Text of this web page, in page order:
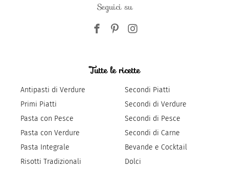
Seguici su
Tutte le ricette
Antipasti di Verdure
Primi Piatti
Pasta con Pesce
Pasta con Verdure
Pasta Integrale
Risotti Tradizionali
Secondi Piatti
Secondi di Verdure
Secondi di Pesce
Secondi di Carne
Bevande e Cocktail
Dolci